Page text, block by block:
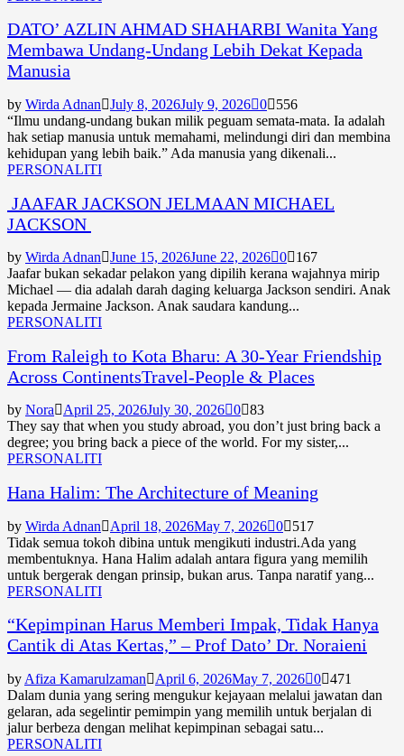
DATO’ AZLIN AHMAD SHAHARBI Wanita Yang
Membawa Undang-Undang Lebih Dekat Kepada
Manusia
by Wirda Adnan July 8, 2026July 9, 2026 0
556
“Ilmu undang-undang bukan milik peguam semata-mata. Ia adalah
hak setiap manusia untuk memahami, melindungi diri dan membina
kehidupan yang lebih baik.” Ada manusia yang dikenali...
PERSONALITI
JAAFAR JACKSON JELMAAN MICHAEL
JACKSON
by Wirda Adnan June 15, 2026June 22, 2026 0
167
Jaafar bukan sekadar pelakon yang dipilih kerana wajahnya mirip
Michael — dia adalah darah daging keluarga Jackson sendiri. Anak
kepada Jermaine Jackson. Anak saudara kandung...
PERSONALITI
From Raleigh to Kota Bharu: A 30-Year Friendship
Across ContinentsTravel-People & Places
by Nora April 25, 2026July 30, 2026 0 83
They say that when you study abroad, you don’t just bring back a
degree; you bring back a piece of the world. For my sister,...
PERSONALITI
Hana Halim: The Architecture of Meaning
by Wirda Adnan April 18, 2026May 7, 2026 0
517
Tidak semua tokoh dibina untuk mengikuti industri.Ada yang
membentuknya. Hana Halim adalah antara figura yang memilih
untuk bergerak dengan prinsip, bukan arus. Tanpa naratif yang...
PERSONALITI
“Kepimpinan Harus Memberi Impak, Tidak Hanya
Cantik di Atas Kertas,” – Prof Dato’ Dr. Noraieni
by Afiza Kamarulzaman April 6, 2026May 7, 2026 0 471
Dalam dunia yang sering mengukur kejayaan melalui jawatan dan
gelaran, ada segelintir pemimpin yang memilih untuk berjalan di
jalur berbeza dengan melihat kepimpinan sebagai satu...
PERSONALITI